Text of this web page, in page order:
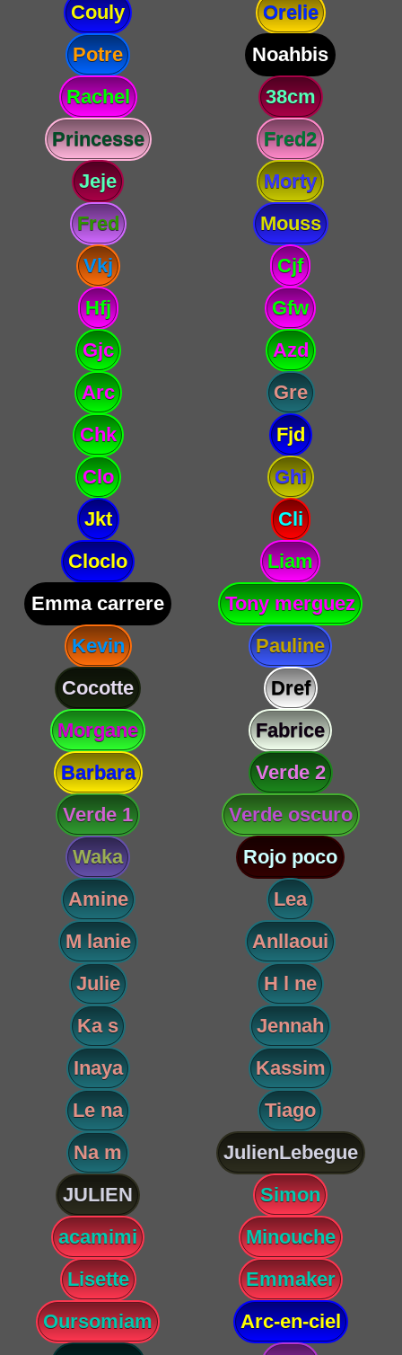
Couly
Orelie
Potre
Noahbis
Rachel
38cm
Princesse
Fred2
Jeje
Morty
Fred
Mouss
Vkj
Cjf
Hfj
Gfw
Gjc
Azd
Arc
Gre
Chk
Fjd
Clo
Ghi
Jkt
Cli
Cloclo
Liam
Emma carrere
Tony merguez
Kevin
Pauline
Cocotte
Dref
Morgane
Fabrice
Barbara
Verde 2
Verde 1
Verde oscuro
Waka
Rojo poco
Amine
Lea
M lanie
Anllaoui
Julie
H l ne
Ka s
Jennah
Inaya
Kassim
Le na
Tiago
Na m
JulienLebegue
JULIEN
Simon
acamimi
Minouche
Lisette
Emmaker
Oursomiam
Arc-en-ciel